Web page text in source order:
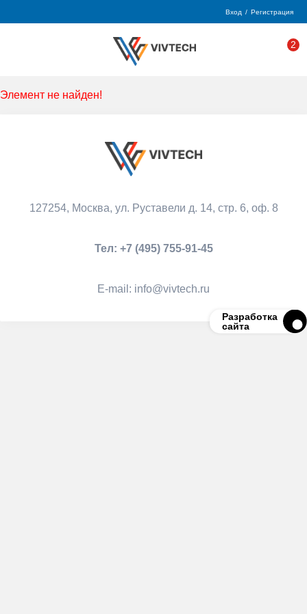
Вход / Регистрация
2
Элемент не найден!
127254, Москва, ул. Руставели д. 14, стр. 6, оф. 8
Тел: +7 (495) 755-91-45
Е-mail: info@vivtech.ru
Разработка
сайта